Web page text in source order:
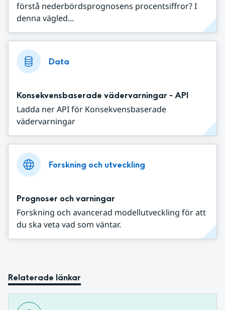
förstå nederbördsprognosens procentsiffror? I
denna vägled...
Data
Konsekvensbaserade vädervarningar - API
Ladda ner API för Konsekvensbaserade
vädervarningar
Forskning och utveckling
Prognoser och varningar
Forskning och avancerad modellutveckling för att
du ska veta vad som väntar.
Relaterade länkar